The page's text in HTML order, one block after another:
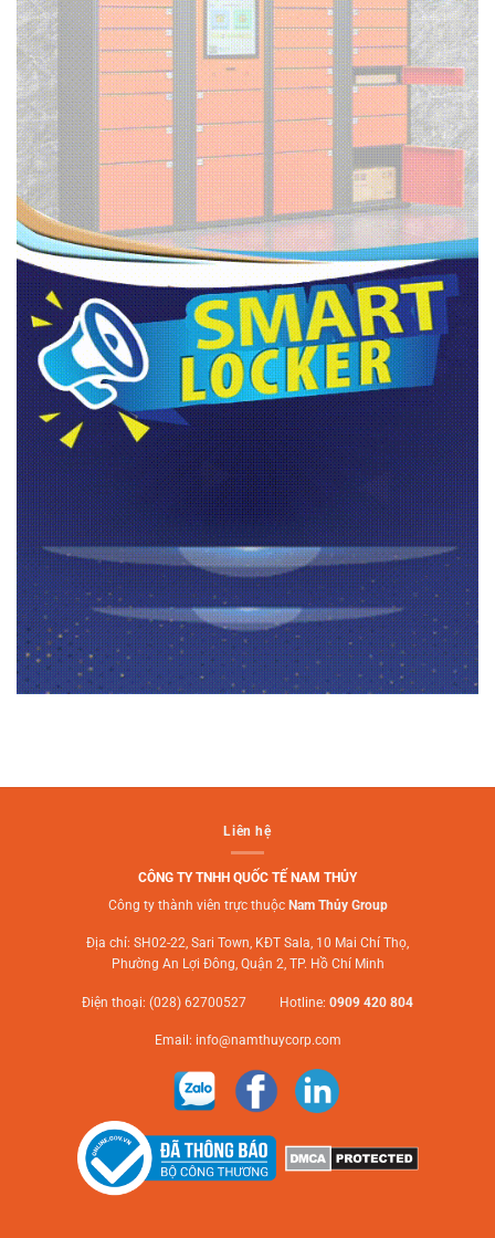
Liên hệ
CÔNG TY TNHH QUỐC TẾ NAM THỦY
Công ty thành viên trực thuộc Nam Thủy Group
Địa chỉ: SH02-22, Sari Town, KĐT Sala, 10 Mai Chí Thọ,
Phường An Lợi Đông, Quận 2, TP. Hồ Chí Minh
Điện thoại: (028) 62700527 Hotline: 0909 420 804
Email: info@namthuycorp.com